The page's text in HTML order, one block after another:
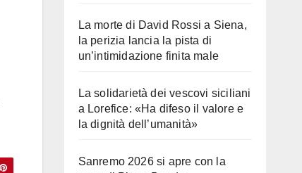
La morte di David Rossi a Siena,
la perizia lancia la pista di
un’intimidazione finita male
La solidarietà dei vescovi siciliani
a Lorefice: «Ha difeso il valore e
la dignità dell’umanità»
Sanremo 2026 si apre con la